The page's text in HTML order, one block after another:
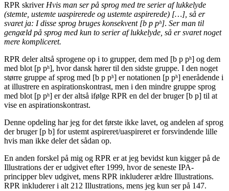
RPR skriver Hvis man ser på sprog med tre serier af lukkelyde
(stemte, ustemte uaspirerede og ustemte aspirerede) […], så er
svaret ja: I disse sprog bruges konsekvent [b p pʰ]. Ser man til
gengæld på sprog med kun to serier af lukkelyde, så er svaret noget
mere kompliceret.
RPR deler altså sprogene op i to grupper, dem med [b p pʰ] og dem
med blot [p pʰ], hvor dansk hører til den sidste gruppe. I den noget
større gruppe af sprog med [b p pʰ] er notationen [p pʰ] enerådende i
at illustrere en aspirationskontrast, men i den mindre gruppe sprog
med blot [p pʰ] er der altså ifølge RPR en del der bruger [b p] til at
vise en aspirationskontrast.
Denne opdeling har jeg for det første ikke lavet, og andelen af sprog
der bruger [p b] for ustemt aspireret/uaspireret er forsvindende lille
hvis man ikke deler det sådan op.
En anden forskel på mig og RPR er at jeg bevidst kun kigger på de
Illustrations der er udgivet efter 1999, hvor de seneste IPA-
principper blev udgivet, mens RPR inkluderer ældre Illustrations.
RPR inkluderer i alt 212 Illustrations, mens jeg kun ser på 147.